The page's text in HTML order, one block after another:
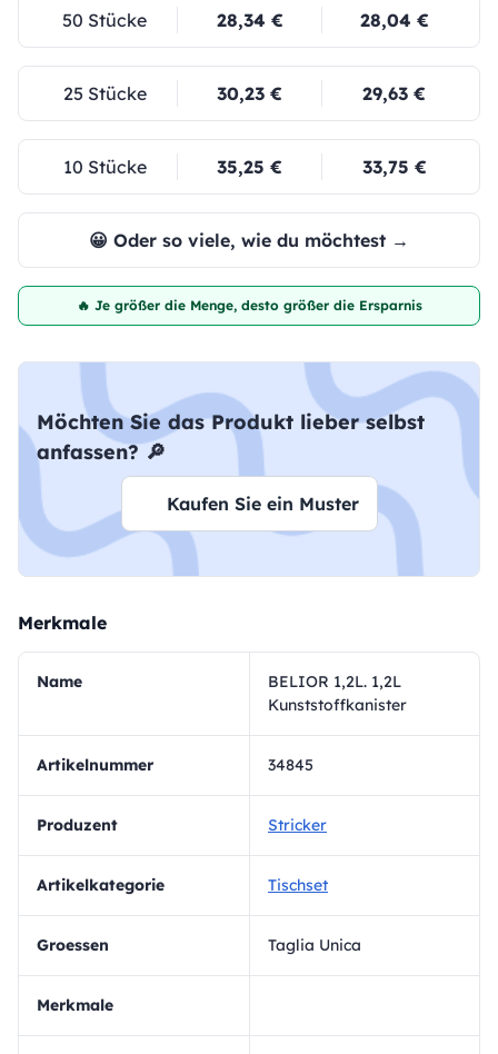
50 Stücke 28,34 € 28,04 €
25 Stücke 30,23 € 29,63 €
10 Stücke 35,25 € 33,75 €
😀 Oder so viele, wie du möchtest →
🔥 Je größer die Menge, desto größer die Ersparnis
Möchten Sie das Produkt lieber selbst
anfassen? 🔎
Kaufen Sie ein Muster
Merkmale
Name
BELIOR 1,2L. 1,2L
Kunststoffkanister
Artikelnummer 34845
Produzent Stricker
Artikelkategorie Tischset
Groessen Taglia Unica
Merkmale